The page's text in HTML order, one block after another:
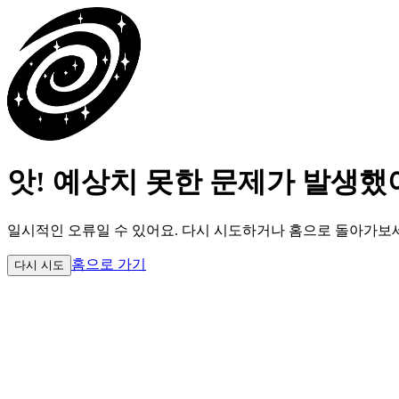
앗! 예상치 못한 문제가 발생했
일시적인 오류일 수 있어요. 다시 시도하거나 홈으로 돌아가보
다시 시도 홈으로 가기